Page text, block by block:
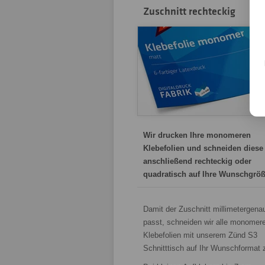
Zuschnitt rechteckig
Wir drucken Ihre monomeren
Klebefolien und schneiden diese
anschließend rechteckig oder
quadratisch auf Ihre
Damit der Zuschnitt
passt, schneiden wir alle
Klebefolien mit unserem Zünd S3
Schnitttisch auf Ihr Wunschformat